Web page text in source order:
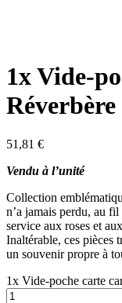
1x Vide-
51,81 €
Vendu à l’unité
Collection
n’a jamais perdu, au
service aux roses et
Inaltérable, ces pièces
un souvenir propre à
1x Vide-poche carte